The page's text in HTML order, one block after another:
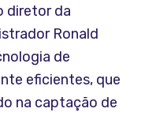
diretor da
Ronald
de
eficientes, que
na captação de